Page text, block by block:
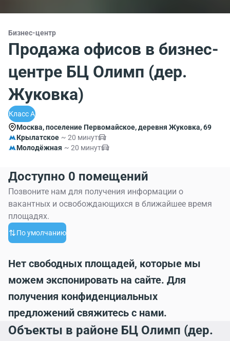
Бизнес-центр
Продажа офисов в бизнес-
центре БЦ Олимп (дер.
Жуковка)
Класс A
Москва, поселение Первомайское, деревня Жуковка, 69
Крылатское ~ 20 минут
Молодёжная ~ 20 минут
Доступно 0 помещений
Позвоните нам для получения информации о
вакантных и освобождающихся в ближайшее время
площадях.
По умолчанию
Нет свободных площадей, которые мы
можем экспонировать на сайте. Для
получения конфиденциальных
предложений свяжитесь с нами.
Объекты в районе БЦ Олимп (дер.